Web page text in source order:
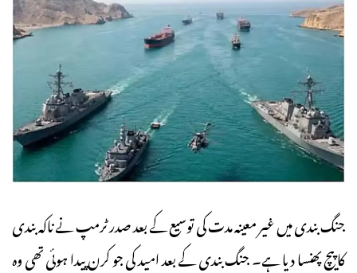
جنگ بندی میں غیر معینہ مدت کی توسیع کے بعد صدر ٹرمپ نے ناکہ بندی
کا پیچ پھنسا دیا ہے۔ جنگ بندی کے بعد امید کی جو کرن پیدا ہوئی تھی وہ